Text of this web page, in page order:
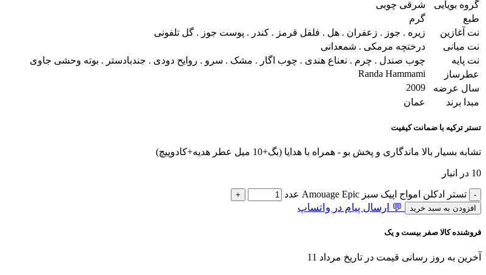
گروه بویایی
شرقی چوبی
طبع
گرم
نت آغازین
زیره . جوز . زعفران . هل . فلفل قرمز . کندر . پوست جوز . گل تلفونی
نت میانی
درختچه مرمکی . شمعدانی
نت پایه
چوب صندل . چرم . نعناع هندی . چوب اگار . مشک . سرو . روایح دودی . جندبادستر . بوته وحشی جاوی
عطرساز
Randa Hammami
سال عرضه
2009
مبدا برند
عمان
تستر ترکیه با ضمانت کیفیت
تشابه بسیار بالا ماندگاری و پخش بو - همراه با هدایا (بگ+10 میل عطر هدیه+کادوپیچ)
10 در انبار
تستر ادکلن امواج اپیک سبز Amouage Epic عدد
افزودن به سبد خرید 💬 ارسال پیام در واتساپ
فروشنده کالا صفر بیست و یک
آخرین به روز رسانی قیمت در تاریخ مرداد 11